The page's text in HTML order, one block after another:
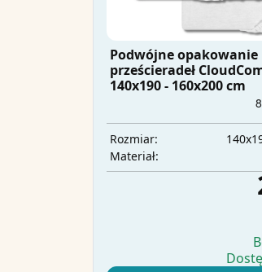
Podwójne opakowanie
prześcieradeł
140x190 - 160x200 cm
Rozmiar:
Materiał: